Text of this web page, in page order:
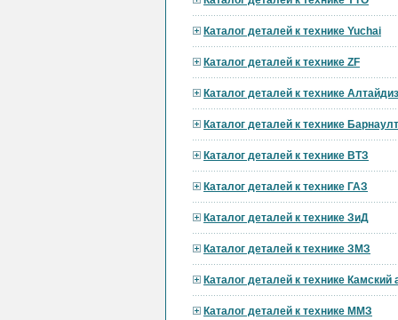
Каталог деталей к технике Yuchai
Каталог деталей к технике ZF
Каталог деталей к технике
Каталог деталей к технике
Каталог деталей к технике ВТЗ
Каталог деталей к технике ГАЗ
Каталог деталей к технике ЗиД
Каталог деталей к технике ЗМЗ
Каталог деталей к технике Камский
Каталог деталей к технике ММЗ